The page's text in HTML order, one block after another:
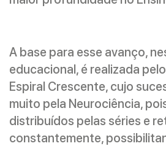
A base para esse avanço,
educacional, é realizada
Espiral Crescente, cujo
muito pela Neurociência,
distribuídos pelas séries e
constantemente,